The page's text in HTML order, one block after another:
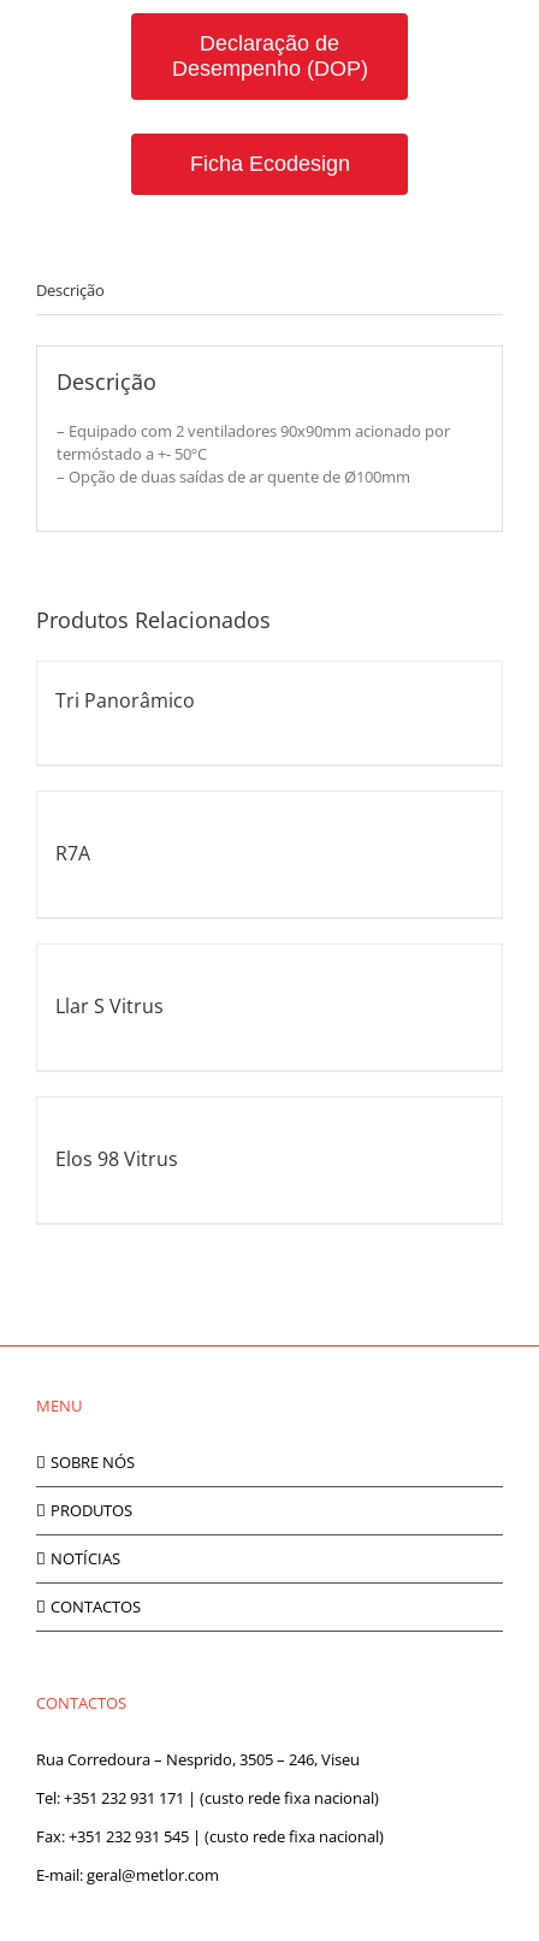
Declaração de
Desempenho (DOP)
Ficha Ecodesign
Descrição
Descrição
– Equipado com 2 ventiladores 90x90mm acionado por
termóstado a +- 50ºC
– Opção de duas saídas de ar quente de Ø100mm
Produtos Relacionados
Tri Panorâmico
R7A
Llar S Vitrus
Elos 98 Vitrus
MENU
SOBRE NÓS
PRODUTOS
NOTÍCIAS
CONTACTOS
CONTACTOS
Rua Corredoura – Nesprido, 3505 – 246, Viseu
Tel:+351 232 931 171 | (custo rede fixa nacional)
Fax: +351 232 931 545 | (custo rede fixa nacional)
E-mail:geral@metlor.com